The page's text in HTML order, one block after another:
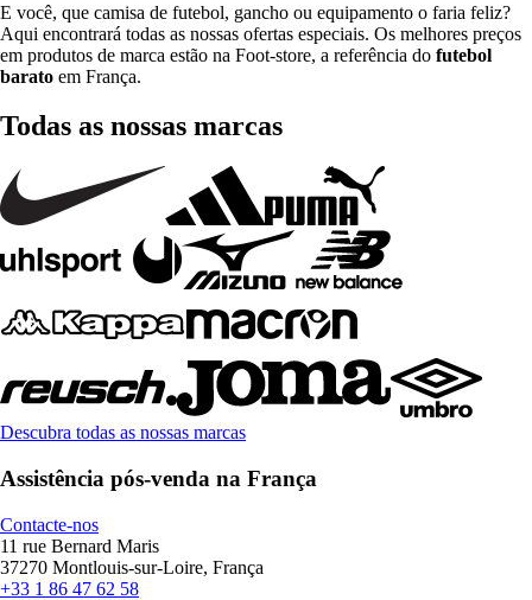
E você, que camisa de futebol, gancho ou equipamento o faria feliz?
Aqui encontrará todas as nossas ofertas especiais. Os melhores preços
em produtos de marca estão na Foot-store, a referência do futebol
barato em França.
Todas as nossas marcas
Descubra todas as nossas marcas
Assistência pós-venda na França
Contacte-nos
11 rue Bernard Maris
37270 Montlouis-sur-Loire, França
+33 1 86 47 62 58